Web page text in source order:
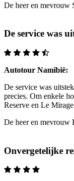
De heer en mevrouw
De service was
Autotour Namibië:
De service was
precies. Om enkele
Reserve en Le
De heer en mevrouw
Onvergetelijke